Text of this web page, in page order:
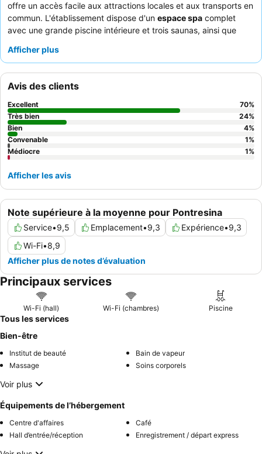
offre un accès facile aux attractions locales et aux transports en
commun. L'établissement dispose d'un espace spa complet
avec une grande piscine intérieure et trois saunas, ainsi que
apprécient constamment le personnel chaleureux et attentionné,
produits frais et régionaux. Pour une expérience améliorée, les
clients séjournant deux nuits ou plus reçoivent un
passer gratuit pour toutes les remontées mécaniques et les
bus locaux
Afficher plus
Note supérieure à la moyenne pour Pontresina
Service•9,5 Emplacement•9,3 Expérience•9,3
Wi-Fi•8,9
Afficher plus de notes d’évaluation
Avis des clients
Excellent 70%
Très bien
24%
Bien
4%
Convenable
1%
Médiocre
1%
Afficher les avis
Principaux services
Wi-Fi (hall) Wi-Fi (chambres) Piscine
Tous les services
Bien-être
Institut de beauté
Bain de vapeur
Massage
Soins corporels
Voir plus
Équipements de l’hébergement
Centre d'affaires
Café
Hall d’entrée/réception
Enregistrement / départ express